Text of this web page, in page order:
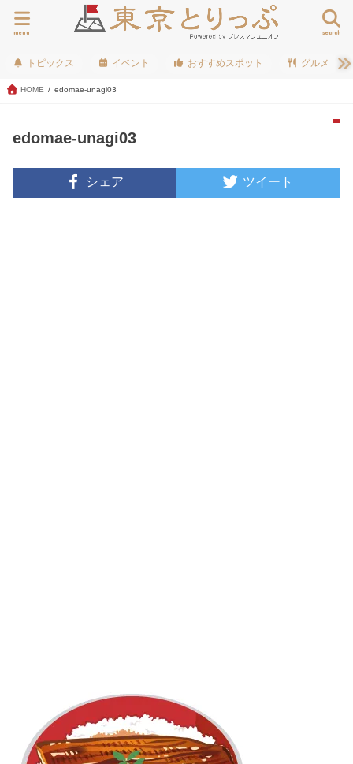
search
menu
トピックス イベント おすすめスポット グルメ
HOME edomae-unagi03
edomae-unagi03
シェア ツイート